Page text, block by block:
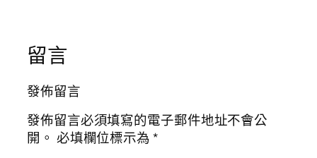
留言
發佈留言
發佈留言必須填寫的電子郵件地址不會公
開。 必填欄位標示為*